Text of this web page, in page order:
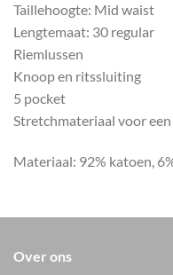
Taillehoogte: Mid waist
Lengtemaat: 30 regular
Riemlussen
Knoop en ritssluiting
5 pocket
Stretchmateriaal voor
Materiaal: 92% katoen,
Over ons